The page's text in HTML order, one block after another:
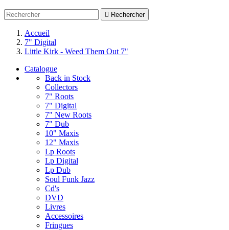
 Rechercher
Accueil
7" Digital
Little Kirk - Weed Them Out 7"
Catalogue
Back in Stock
Collectors
7" Roots
7" Digital
7" New Roots
7" Dub
10" Maxis
12" Maxis
Lp Roots
Lp Digital
Lp Dub
Soul Funk Jazz
Cd's
DVD
Livres
Accessoires
Fringues